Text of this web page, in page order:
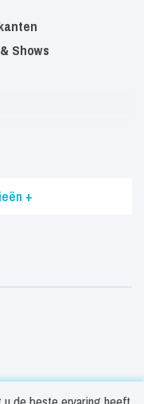
Shows
+